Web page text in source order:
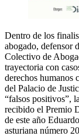
Dentro de los
abogado, defensor
Colectivo de
trayectoria con
derechos humanos
del Palacio de
“falsos positivos”,
recibido el Premio
de este año
asturiana número